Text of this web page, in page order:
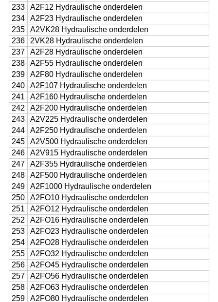
233
A2F12 Hydraulische onderdelen
234
A2F23 Hydraulische onderdelen
235
A2VK28 Hydraulische onderdelen
236
2VK28 Hydraulische onderdelen
237
A2F28 Hydraulische onderdelen
238
A2F55 Hydraulische onderdelen
239
A2F80 Hydraulische onderdelen
240
A2F107 Hydraulische onderdelen
241
A2F160 Hydraulische onderdelen
242
A2F200 Hydraulische onderdelen
243
A2V225 Hydraulische onderdelen
244
A2F250 Hydraulische onderdelen
245
A2V500 Hydraulische onderdelen
246
A2V915 Hydraulische onderdelen
247
A2F355 Hydraulische onderdelen
248
A2F500 Hydraulische onderdelen
249
A2F1000 Hydraulische onderdelen
250
A2FO10 Hydraulische onderdelen
251
A2FO12 Hydraulische onderdelen
252
A2FO16 Hydraulische onderdelen
253
A2FO23 Hydraulische onderdelen
254
A2FO28 Hydraulische onderdelen
255
A2FO32 Hydraulische onderdelen
256
A2FO45 Hydraulische onderdelen
257
A2FO56 Hydraulische onderdelen
258
A2FO63 Hydraulische onderdelen
259
A2FO80 Hydraulische onderdelen